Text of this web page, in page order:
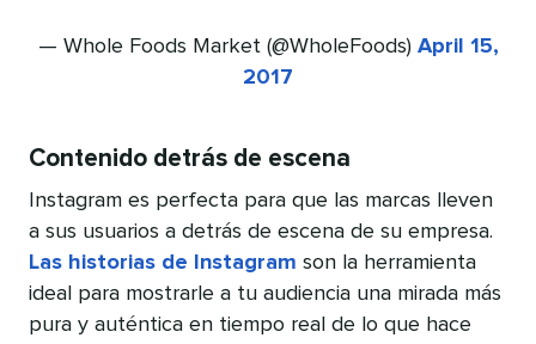
— Whole Foods Market (@WholeFoods) April 15,
2017
Contenido detrás de escena
Instagram es perfecta para que las marcas lleven
a sus usuarios a detrás de escena de su empresa.
Las historias de Instagram son la herramienta
ideal para mostrarle a tu audiencia una mirada más
pura y auténtica en tiempo real de lo que hace